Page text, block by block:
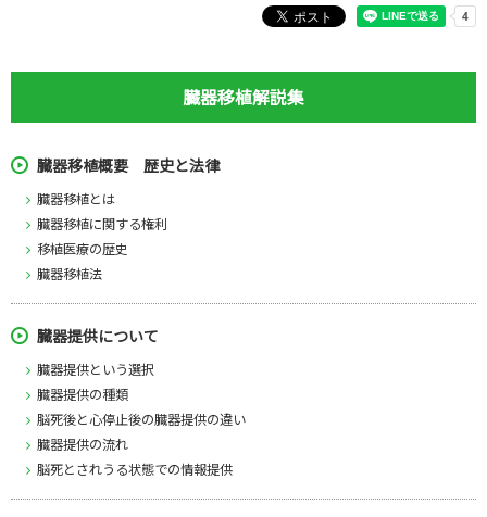
臓器移植解説集
臓器移植概要 歴史と法律
臓器移植とは
臓器移植に関する権利
移植医療の歴史
臓器移植法
臓器提供について
臓器提供という選択
臓器提供の種類
脳死後と心停止後の臓器提供の違い
臓器提供の流れ
脳死とされうる状態での情報提供